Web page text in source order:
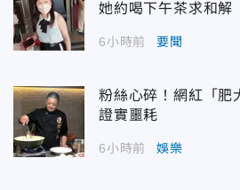
她約喝下午茶求和解
6小時前 要聞
粉絲心碎！網紅「
證實噩耗
6小時前 娛樂